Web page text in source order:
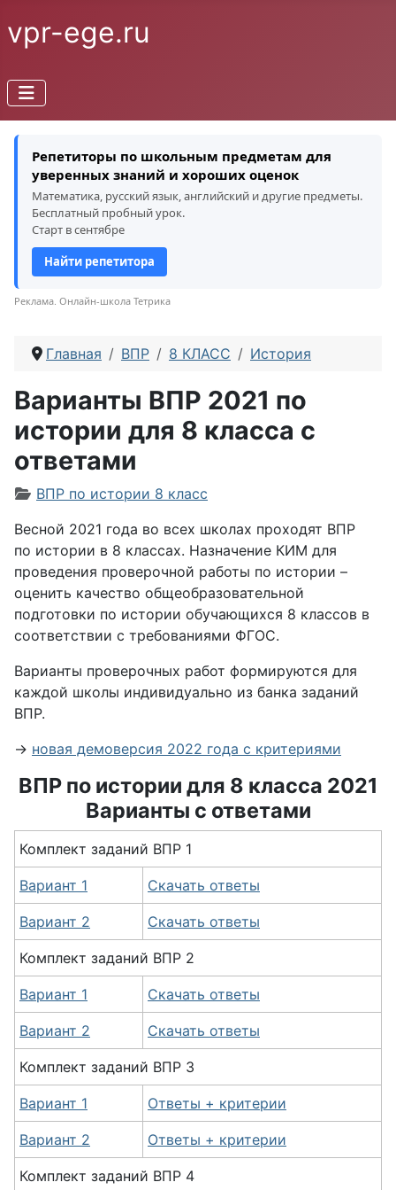
vpr-ege.ru
Репетиторы по школьным предметам для
уверенных знаний и хороших оценок
Математика, русский язык, английский и другие предметы.
Бесплатный пробный урок.
Старт в сентябре
Найти репетитора
Реклама. Онлайн-школа Тетрика
Главная ВПР 8 КЛАСС История
Варианты ВПР 2021 по
истории для 8 класса с
ответами
Информация о материале
ВПР по истории 8 класс
Весной 2021 года во всех школах проходят ВПР
по истории в 8 классах. Назначение КИМ для
проведения проверочной работы по истории –
оценить качество общеобразовательной
подготовки по истории обучающихся 8 классов в
соответствии с требованиями ФГОС.
Варианты проверочных работ формируются для
каждой школы индивидуально из банка заданий
ВПР.
→ новая демоверсия 2022 года с критериями
ВПР по истории для 8 класса 2021
Варианты с ответами
Комплект заданий ВПР 1
Вариант 1 Скачать ответы
Вариант 2 Скачать ответы
Комплект заданий ВПР 2
Вариант 1 Скачать ответы
Вариант 2 Скачать ответы
Комплект заданий ВПР 3
Вариант 1 Ответы + критерии
Вариант 2 Ответы + критерии
Комплект заданий ВПР 4